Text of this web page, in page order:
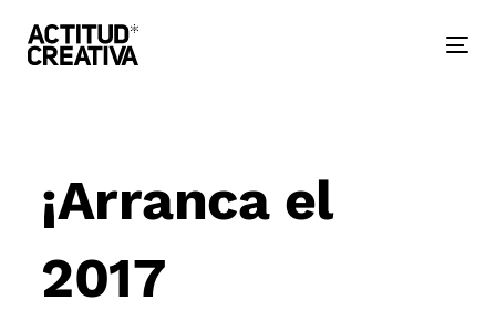
links
primary
navigation
¡Arranca el
2017
navigation